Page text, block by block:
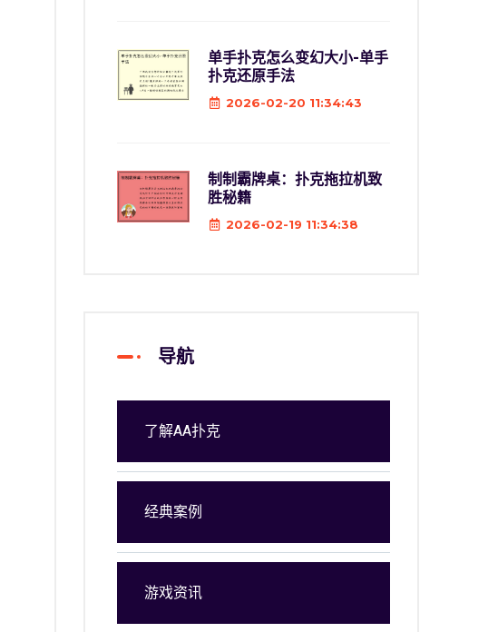
单手扑克怎么变幻大小-单手
扑克还原手法
2026-02-20 11:34:43
制制霸牌桌：扑克拖拉机致
胜秘籍
2026-02-19 11:34:38
导航
了解AA扑克
经典案例
游戏资讯